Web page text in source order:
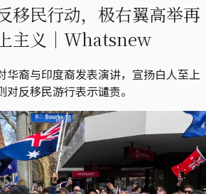
移民行动，极右翼高举再
主义｜Whatsnew
华裔与印度裔发表演讲，宣扬白人至上
反移民游行表示谴责。